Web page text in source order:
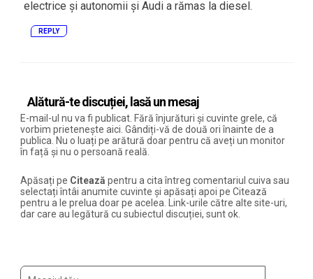
electrice și autonomii și Audi a rămas la diesel.
REPLY
Alătură-te discuției, lasă un mesaj
E-mail-ul nu va fi publicat. Fără înjurături și cuvinte grele, că
vorbim prietenește aici. Gândiți-vă de două ori înainte de a
publica. Nu o luați pe arătură doar pentru că aveți un monitor
în față și nu o persoană reală.
Apăsați pe Citează pentru a cita întreg comentariul cuiva sau
selectați întâi anumite cuvinte și apăsați apoi pe Citează
pentru a le prelua doar pe acelea. Link-urile către alte site-uri,
dar care au legătură cu subiectul discuției, sunt ok.